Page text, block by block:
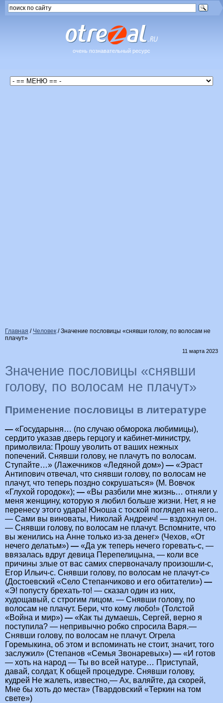
очень познавательный ресурс
Главная / Человек /Значение пословицы «снявши голову, по волосам не
плачут»
11 марта 2023
Значение пословицы «снявши
голову, по волосам не плачут»
Применение пословицы в литературе
— «Государыня… (по случаю обморока любимицы),
сердито указав дверь герцогу и кабинет-министру,
примолвила: Прошу уволить от ваших нежных
попечений. Снявши голову, не плачутъ по волосам.
Ступайте…» (Лажечников «Ледяной дом») — «Эраст
Антипович отвечал, что снявши голову, по волосам не
плачут, что теперь поздно сокрушаться» (М. Вовчок
«Глухой городок«); — «Вы разбили мне жизнь… отняли у
меня женщину, которую я любил больше жизни. Нет, я не
перенесу этого удара! Юноша с тоской поглядел на него..
— Сами вы виноваты, Николай Андреич! — вздохнул он.
— Снявши голову, по волосам не плачут. Вспомните, что
вы женились на Анне только из-за денег» (Чехов, «От
нечего делатьм») — «Да уж теперь нечего горевать-с, —
ввязалась вдруг девица Перепелицына, — коли все
причины злые от вас самих спервоначалу произошли-с,
Егор Ильич-с. Снявши голову, по волосам не плачут-с»
(Достоевский «Село Степанчиково и его обитатели») —
«Э! попусту брехать-то! — сказал один из них,
худощавый, с строгим лицом. — Снявши голову, по
волосам не плачут. Бери, что кому любо!» (Толстой
«Война и мир») — «Как ты думаешь, Сергей, верно я
поступила? — непривычно робко спросила Варя.—
Снявши голову, по волосам не плачут. Огрела
Горемыкина, об этом и вспоминать не стоит, значит, того
заслужил» (Степанов «Семья Звонаревых») — «И готов
— хоть на народ — Ты во всей натуре… Приступай,
давай, солдат, К общей процедуре. Снявши голову,
кудрей Не жалеть, известно,— Ах, валяйте, да скорей,
Мне бы хоть до места» (Твардовский «Теркин на том
свете»)